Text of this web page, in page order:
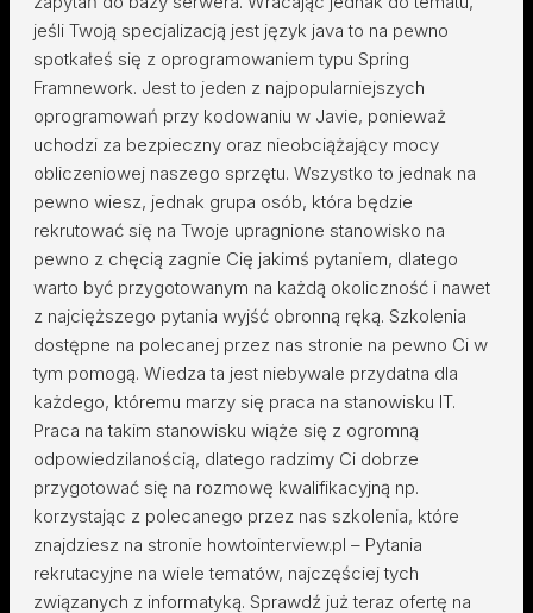
jeśli Twoją specjalizacją jest język java to na pewno
spotkałeś się z oprogramowaniem typu Spring
Framnework. Jest to jeden z najpopularniejszych
oprogramowań przy kodowaniu w Javie, ponieważ
uchodzi za bezpieczny oraz nieobciążający mocy
obliczeniowej naszego sprzętu. Wszystko to jednak na
pewno wiesz, jednak grupa osób, która będzie
rekrutować się na Twoje upragnione stanowisko na
pewno z chęcią zagnie Cię jakimś pytaniem, dlatego
warto być przygotowanym na każdą okoliczność i nawet
z najcięższego pytania wyjść obronną ręką. Szkolenia
dostępne na polecanej przez nas stronie na pewno Ci w
tym pomogą. Wiedza ta jest niebywale przydatna dla
każdego, któremu marzy się praca na stanowisku IT.
Praca na takim stanowisku wiąże się z ogromną
odpowiedzilanością, dlatego radzimy Ci dobrze
przygotować się na rozmowę kwalifikacyjną np.
korzystając z polecanego przez nas szkolenia, które
znajdziesz na stronie howtointerview.pl – Pytania
rekrutacyjne na wiele tematów, najczęściej tych
związanych z informatyką. Sprawdź już teraz ofertę na